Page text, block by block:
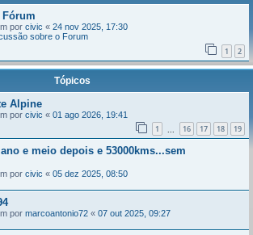
Fórum
por civic « 24 nov 2025, 17:30
sobre o Forum
1 2
Tópicos
Alpine
por civic « 01 ago 2026, 19:41
1 16 17 18 19
e meio depois e 53000kms...sem
por civic « 05 dez 2025, 08:50
por marcoantonio72 « 07 out 2025, 09:27